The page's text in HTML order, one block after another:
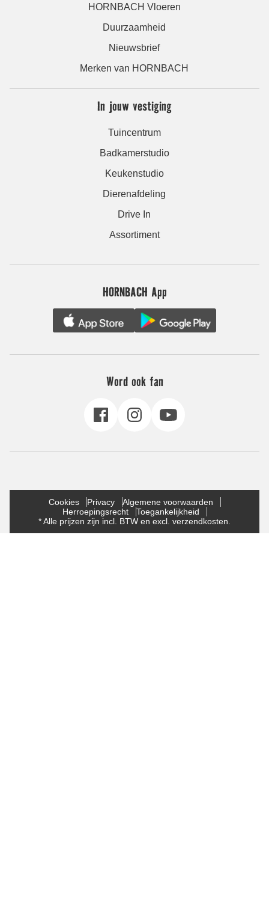
HORNBACH Vloeren
Duurzaamheid
Nieuwsbrief
Merken van HORNBACH
In jouw vestiging
Tuincentrum
Badkamerstudio
Keukenstudio
Dierenafdeling
Drive In
Assortiment
HORNBACH App
Word ook fan
Cookies Privacy
Algemene voorwaarden
Herroepingsrecht
Toegankelijkheid
* Alle prijzen zijn incl. BTW en excl. verzendkosten.